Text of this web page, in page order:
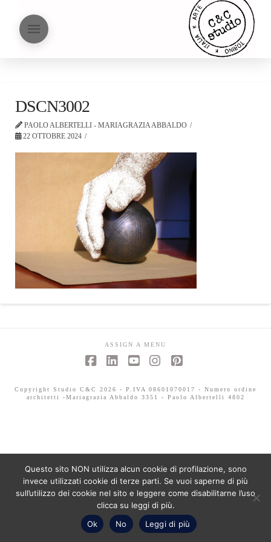
DSCN3002
PAOLO ALBERTELLI - MARIAGRAZIA ABBALDO
22 OTTOBRE 2024
ASSIGN A MENU
Copyright Studio C&C 2026 - P.IVA 08601070017 - Numero ordine
architetti -Mariagrazia Abbaldo 3351 - Paolo Albertelli 4802
Questo sito NON utilizza alcun cookie di profilazione, sono
invece utilizzati cookie di terze parti. Se vuoi saperne di più
sull’utilizzo dei cookie nel sito e leggere come disabilitarne l’uso
clicca su leggi di più.
Ok
No Leggi di più